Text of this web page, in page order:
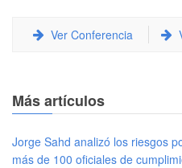
Ver Conferencia
Más artículos
Jorge Sahd analizó los riesgos
más de 100 oficiales de